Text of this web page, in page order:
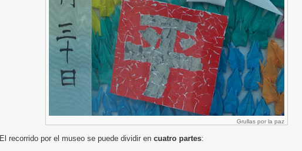
Grullas por la paz
El recorrido por el museo se puede dividir en cuatro partes: